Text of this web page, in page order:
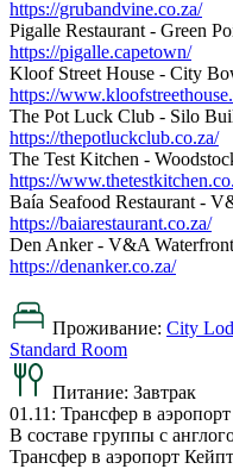
https://grubandvine.co.za/
Pigalle Restaurant - Green
https://pigalle.capetown/
Kloof Street House - City
https://
The Pot Luck Club - Silo
https://thepotluckclub.co.za/
The Test Kitchen -
https://
Baía Seafood Restaurant -
https://baiarestaurant.co.za/
Den Anker - V&A Waterfront
https://denanker.co.za/
Проживание: City
Standard Room
Питание: Завтрак
01.11: Трансфер в
В составе группы с
Трансфер в аэропорт